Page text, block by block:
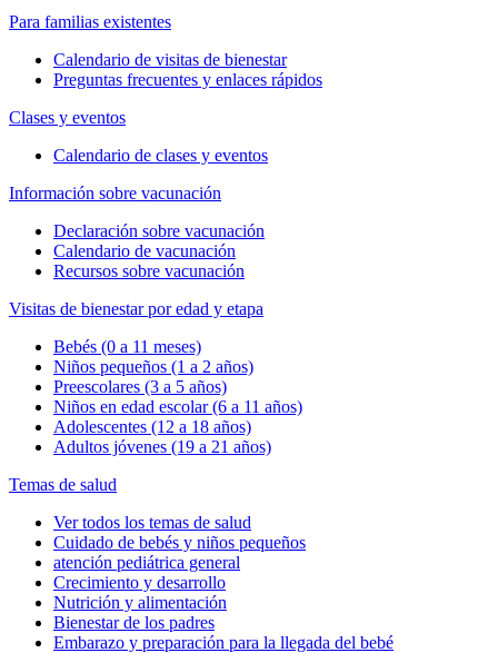
Para familias existentes
Calendario de visitas de bienestar
Preguntas frecuentes y enlaces rápidos
Clases y eventos
Calendario de clases y eventos
Información sobre vacunación
Declaración sobre vacunación
Calendario de vacunación
Recursos sobre vacunación
Visitas de bienestar por edad y etapa
Bebés (0 a 11 meses)
Niños pequeños (1 a 2 años)
Preescolares (3 a 5 años)
Niños en edad escolar (6 a 11 años)
Adolescentes (12 a 18 años)
Adultos jóvenes (19 a 21 años)
Temas de salud
Ver todos los temas de salud
Cuidado de bebés y niños pequeños
atención pediátrica general
Crecimiento y desarrollo
Nutrición y alimentación
Bienestar de los padres
Embarazo y preparación para la llegada del bebé